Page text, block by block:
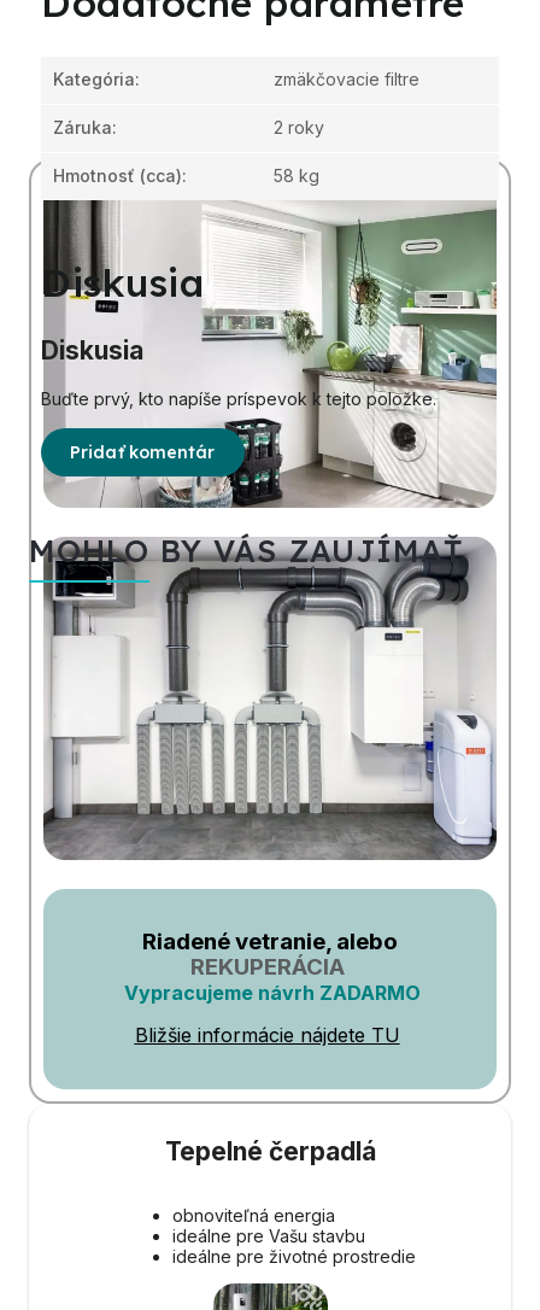
Kategória: zmäkčovacie filtre
Záruka: 2 roky
Hmotnosť (cca): 58 kg
Diskusia
Diskusia
Buďte prvý, kto napíše príspevok k tejto položke.
Pridať komentár
MOHLO BY VÁS ZAUJÍMAŤ
Riadené vetranie, alebo
REKUPERÁCIA
Vypracujeme návrh ZADARMO
Bližšie informácie nájdete TU
Tepelné čerpadlá
obnoviteľná energia
ideálne pre Vašu stavbu
ideálne pre životné prostredie